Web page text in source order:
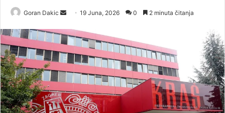
Goran Dakic
n
a
n
e
m
a
19 Juna, 2026 0 2 minuta čitanja